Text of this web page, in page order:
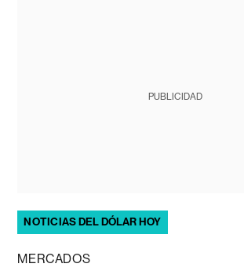
PUBLICIDAD
NOTICIAS DEL DÓLAR HOY
MERCADOS